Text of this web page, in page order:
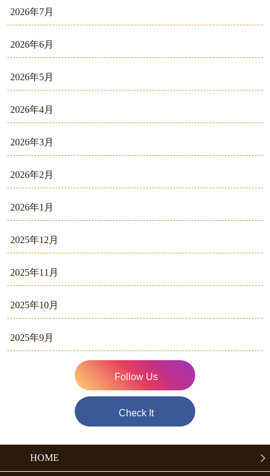
2026年7月
2026年6月
2026年5月
2026年4月
2026年3月
2026年2月
2026年1月
2025年12月
2025年11月
2025年10月
2025年9月
Follow Us
Check It
HOME